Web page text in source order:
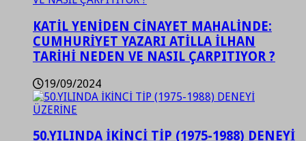
KATİL YENİDEN CİNAYET MAHALİNDE:
CUMHURİYET YAZARI ATİLLA İLHAN
TARİHİ NEDEN VE NASIL ÇARPITIYOR ?
19/09/2024
50.YILINDA İKİNCİ TİP (1975-1988) DENEYİ